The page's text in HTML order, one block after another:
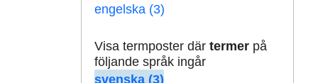
engelska (3)
Visa termposter där termerpå
följande språk ingår
svenska (3)